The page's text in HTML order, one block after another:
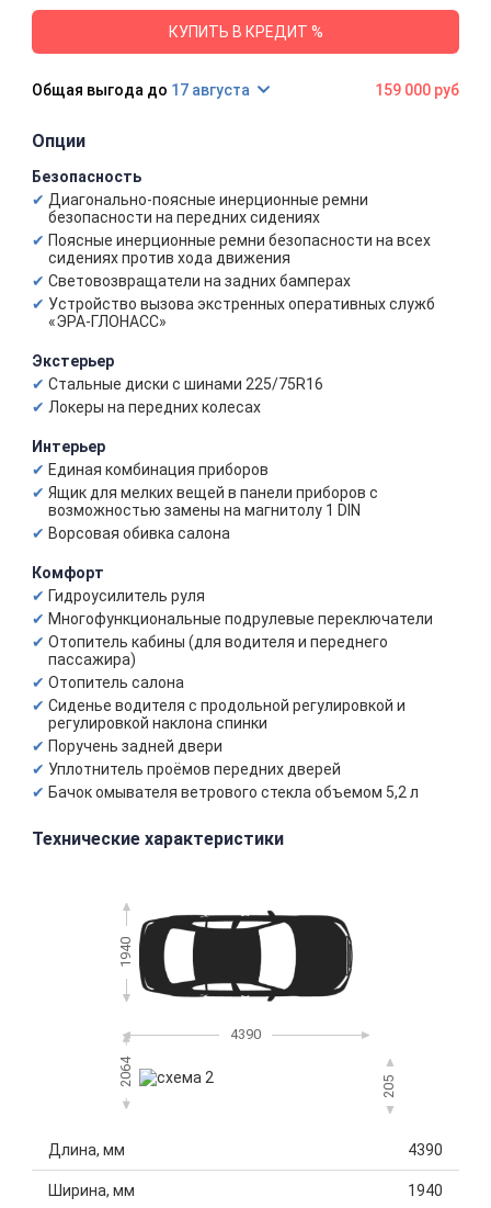
КУПИТЬ В КРЕДИТ %
17 августа 159 000 руб
Опции
Безопасность
Диагонально-поясные инерционные ремни
безопасности на передних сидениях
Поясные инерционные ремни безопасности на всех
сидениях против хода движения
Световозвращатели на задних бамперах
Устройство вызова экстренных оперативных служб
«ЭРА-ГЛОНАСС»
Экстерьер
Стальные диски с шинами 225/75R16
Локеры на передних колесах
Интерьер
Единая комбинация приборов
Ящик для мелких вещей в панели приборов с
возможностью замены на магнитолу 1 DIN
Ворсовая обивка салона
Комфорт
Гидроусилитель руля
Многофункциональные подрулевые переключатели
Отопитель кабины (для водителя и переднего
пассажира)
Отопитель салона
Сиденье водителя с продольной регулировкой и
регулировкой наклона спинки
Поручень задней двери
Уплотнитель проёмов передних дверей
Бачок омывателя ветрового стекла объемом 5,2 л
Технические характеристики
1940
4390
2064 205
Длина, мм 4390
Ширина, мм 1940